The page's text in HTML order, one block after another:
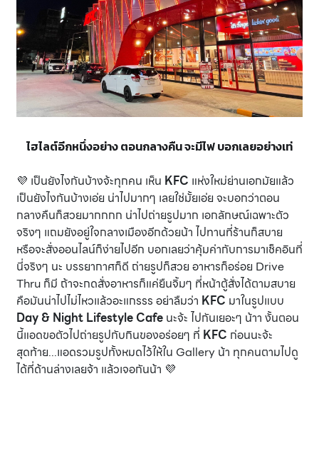
ไฮไลต์อีกหนึ่งอย่าง ตอนกลางคืน จะมีไฟ บอกเลยอย่างเท่
💜 เป็นยังไงกันบ้างจ้ะทุกคน เห็น KFC แห่งใหม่ย่านเอกมัยแล้ว
เป็นยังไงกันบ้างเอ่ย น่าไปมากๆ เลยใช่มั้ยเอ่ย จะบอกว่าตอน
กลางคืนก็สวยมากกกก น่าไปถ่ายรูปมาก เอกลักษณ์เฉพาะตัว
จริงๆ แถมยังอยู่ใจกลางเมืองอีกด้วยน้า ไปทานที่ร้านก็สบาย
หรือจะสั่งออนไลน์ก็ง่ายไปอีก บอกเลยว่าคุ้มค่ากับการมาเช็คอินที่
นี่จริงๆ นะ บรรยากาศก็ดี ถ่ายรูปก็สวย อาหารก็อร่อย Drive
Thru ก็มี ถ้าจะกดสั่งอาหารก็แค่ยืนจิ้มๆ ที่หน้าตู้สั่งได้ตามสบาย
คือมันน่าไปไม่ไหวแล้วอะแกรรร อย่าลืมว่า KFC มาในรูปแบบ
Day & Night Lifestyle Cafe นะจ้ะ ไปกันเยอะๆ น้าา งั้นตอน
นี้แอดขอตัวไปถ่ายรูปกับกินของอร่อยๆ ที่ KFC ก่อนนะจ้ะ
สุดท้าย...แอดรวมรูปทั้งหมดไว้ให้ใน Gallery น้า ทุกคนตามไปดู
ได้ที่ด้านล่างเลยจ้า แล้วเจอกันน้า 💜